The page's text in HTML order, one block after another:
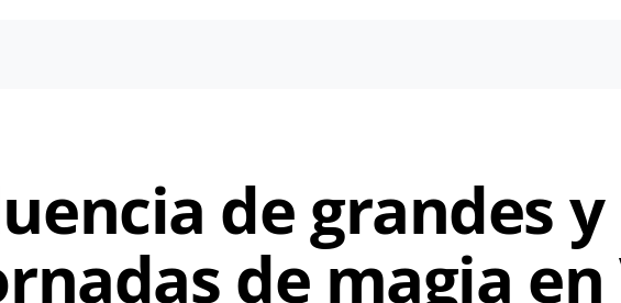
de grandes
de magia